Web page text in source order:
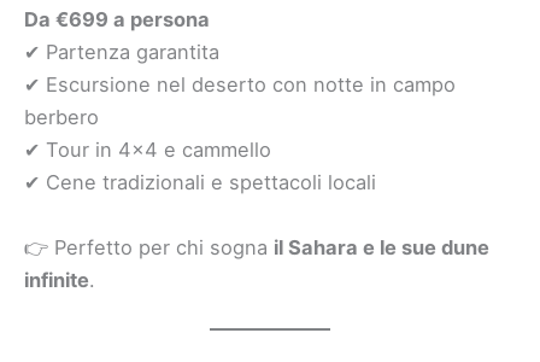
Da €699 a persona
✔ Partenza garantita
✔ Escursione nel deserto con notte in campo
berbero
✔ Tour in 4×4 e cammello
✔ Cene tradizionali e spettacoli locali
👉 Perfetto per chi sogna il Sahara e le sue dune
infinite.